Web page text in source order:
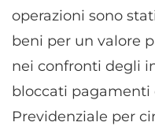
operazioni sono
beni per un valore
nei confronti degli
bloccati pagamenti
Previdenziale per